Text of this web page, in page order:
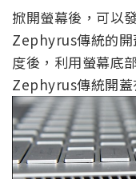
掀開螢幕後，可以
Zephyrus傳統的開
度後，利用螢幕底
Zephyrus傳統開蓋